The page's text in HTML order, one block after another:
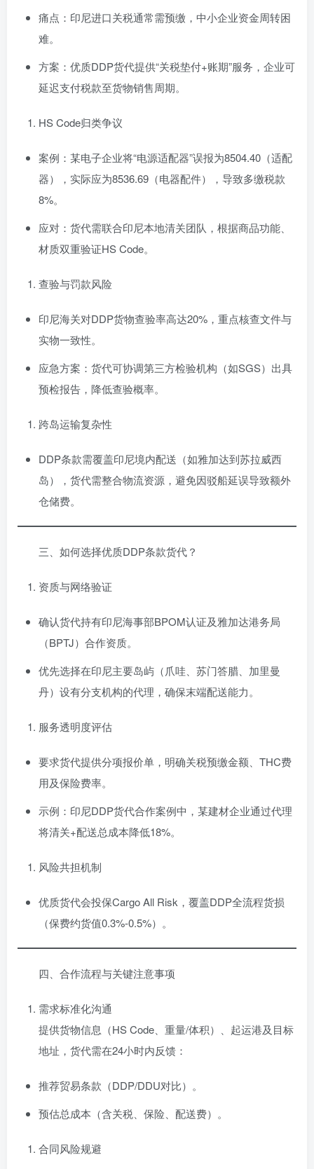
痛点：印尼进口关税通常需预缴，中小企业资金周转困
难。
方案：优质DDP货代提供“关税垫付+账期”服务，企业可
延迟支付税款至货物销售周期。
HS Code归类争议
案例：某电子企业将“电源适配器”误报为8504.40（适配
器），实际应为8536.69（电器配件），导致多缴税款
8%。
应对：货代需联合印尼本地清关团队，根据商品功能、
材质双重验证HS Code。
查验与罚款风险
印尼海关对DDP货物查验率高达20%，重点核查文件与
实物一致性。
应急方案：货代可协调第三方检验机构（如SGS）出具
预检报告，降低查验概率。
跨岛运输复杂性
DDP条款需覆盖印尼境内配送（如雅加达到苏拉威西
岛），货代需整合物流资源，避免因驳船延误导致额外
仓储费。
三、如何选择优质DDP条款货代？
资质与网络验证
确认货代持有印尼海事部BPOM认证及雅加达港务局
（BPTJ）合作资质。
优先选择在印尼主要岛屿（爪哇、苏门答腊、加里曼
丹）设有分支机构的代理，确保末端配送能力。
服务透明度评估
要求货代提供分项报价单，明确关税预缴金额、THC费
用及保险费率。
示例：印尼DDP货代合作案例中，某建材企业通过代理
将清关+配送总成本降低18%。
风险共担机制
优质货代会投保Cargo All Risk，覆盖DDP全流程货损
（保费约货值0.3%-0.5%）。
四、合作流程与关键注意事项
需求标准化沟通
提供货物信息（HS Code、重量/体积）、起运港及目标
地址，货代需在24小时内反馈：
推荐贸易条款（DDP/DDU对比）。
预估总成本（含关税、保险、配送费）。
合同风险规避